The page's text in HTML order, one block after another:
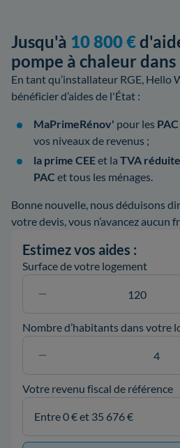
Jusqu'à 10 800 €
pompe à chaleur
En tant qu’installateur RGE, Hello
bénéficier d’aides de l'État :
MaPrimeRénov' pour les
vos niveaux de revenus ;
la prime CEEet la TVA réduite
PAC et tous les ménages.
Bonne nouvelle, nous déduisons
votre devis, vous n’avancez aucun
Estimez vos aides :
Surface de votre logement
Nombre d’habitants dans votre
Votre revenu fiscal de référence